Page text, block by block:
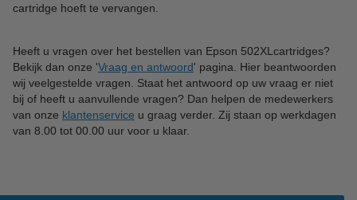
cartridge hoeft te vervangen.
Heeft u vragen over het bestellen van Epson 502XLcartridges?
Bekijk dan onze 'Vraag en antwoord' pagina. Hier beantwoorden
wij veelgestelde vragen. Staat het antwoord op uw vraag er niet
bij of heeft u aanvullende vragen? Dan helpen de medewerkers
van onze klantenservice u graag verder. Zij staan op werkdagen
van 8.00 tot 00.00 uur voor u klaar.